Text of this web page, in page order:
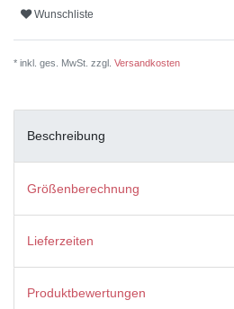
Wunschliste
* inkl. ges. MwSt. zzgl. Versandkosten
Beschreibung
Größenberechnung
Lieferzeiten
Produktbewertungen